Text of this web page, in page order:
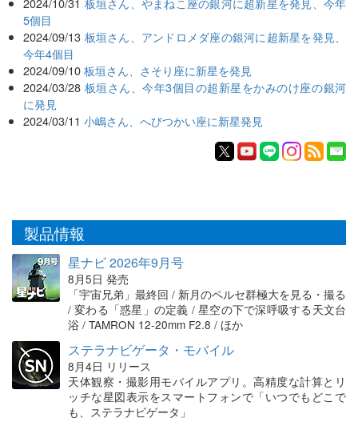
5個目
2024/09/13 板垣さん、アンドロメダ座の銀河に超新星を発見、
今年4個目
2024/09/10 板垣さん、さそり座に新星を発見
2024/03/28 板垣さん、今年3個目の超新星をかみのけ座の銀河
に発見
2024/03/11 小嶋さん、へびつかい座に新星発見
製品情報
星ナビ 2026年9月号
8月5日 発売
「宇宙兄弟」最終回 / 新月のペルセ群極大を見る・撮る
/ 変わる「惑星」の定義 / 星空の下で深呼吸する天文台
浴 / TAMRON 12-20mm F2.8 / ほか
ステラナビゲータ・モバイル
8月4日 リリース
天体観察・撮影用モバイルアプリ。高精度な計算とリ
ッチな星図表示をスマートフォンで「いつでもどこで
も、ステラナビゲータ」